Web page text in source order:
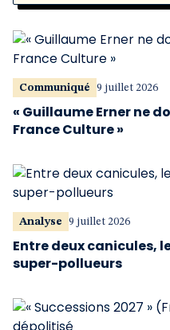
Communiqué 9 juillet 2026
« Guillaume Erner ne
France Culture »
Analyse 9 juillet 2026
Entre deux canicules,
super-pollueurs